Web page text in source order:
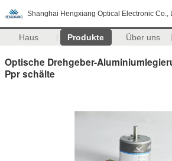
Shanghai Hengxiang Optical Electronic Co.,
Haus Produkte Über uns
Optische Drehgeber-
Ppr schälte